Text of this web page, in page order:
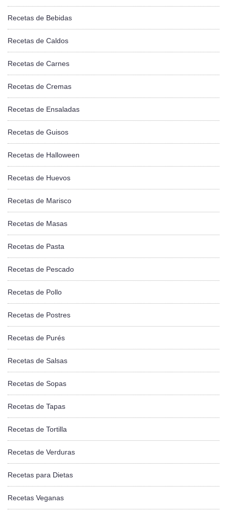
Recetas de Bebidas
Recetas de Caldos
Recetas de Carnes
Recetas de Cremas
Recetas de Ensaladas
Recetas de Guisos
Recetas de Halloween
Recetas de Huevos
Recetas de Marisco
Recetas de Masas
Recetas de Pasta
Recetas de Pescado
Recetas de Pollo
Recetas de Postres
Recetas de Purés
Recetas de Salsas
Recetas de Sopas
Recetas de Tapas
Recetas de Tortilla
Recetas de Verduras
Recetas para Dietas
Recetas Veganas